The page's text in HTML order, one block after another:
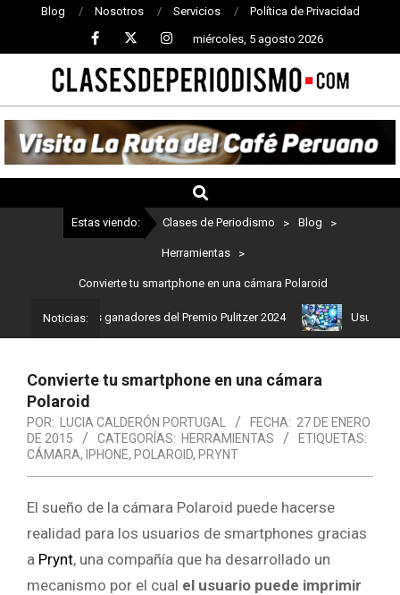
Blog Nosotros Servicios Política de Privacidad
miércoles, 5 agosto 2026
CLASES
DE
PERIODISMO
Estas viendo: Clases de Periodismo > Blog >
Herramientas >
Convierte tu smartphone en una cámara Polaroid
Noticias:
Estos son los ganadores del Premio Pulitzer 2024 Usuarios de
Convierte tu smartphone en una cámara
Polaroid
POR: LUCIA CALDERÓN PORTUGAL FECHA: 27 DE ENERO
DE 2015
CATEGORÍAS: HERRAMIENTAS
ETIQUETAS:
CÁMARA, IPHONE, POLAROID, PRYNT
El sueño de la cámara Polaroid puede hacerse
realidad para los usuarios de smartphones gracias
a Prynt, una compañía que ha desarrollado un
mecanismo por el cual el usuario puede imprimir